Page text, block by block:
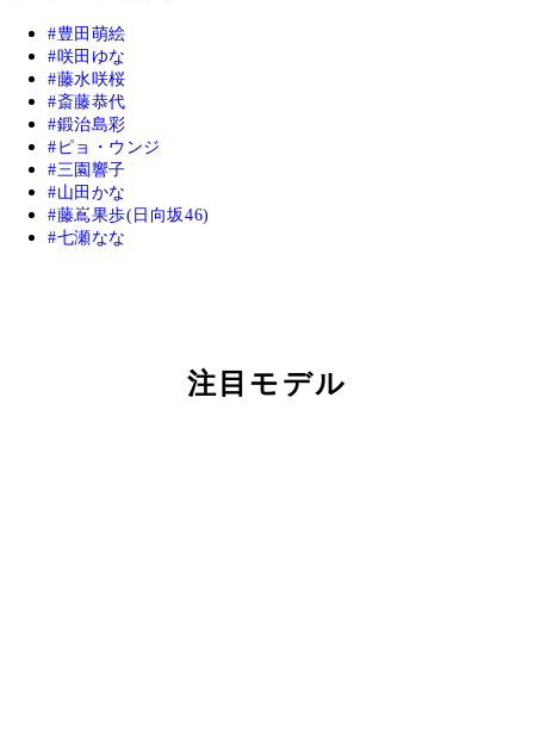
豊田萌絵
咲田ゆな
藤水咲桜
斎藤恭代
鍛治島彩
ピョ・ウンジ
三園響子
山田かな
藤嶌果歩(日向坂46)
七瀬なな
注目モデル